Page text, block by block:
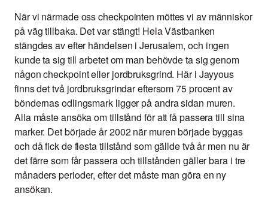
När vi närmade oss checkpointen möttes vi av människor
på väg tillbaka. Det var stängt! Hela Västbanken
stängdes av efter händelsen i Jerusalem, och ingen
kunde ta sig till arbetet om man behövde ta sig genom
någon checkpoint eller jordbruksgrind. Här i Jayyous
finns det två jordbruksgrindar eftersom 75 procent av
böndernas odlingsmark ligger på andra sidan muren.
Alla måste ansöka om tillstånd för att få passera till sina
marker. Det började år 2002 när muren började byggas
och då fick de flesta tillstånd som gällde två år men nu är
det färre som får passera och tillstånden gäller bara i tre
månaders perioder, efter det måste man göra en ny
ansökan.